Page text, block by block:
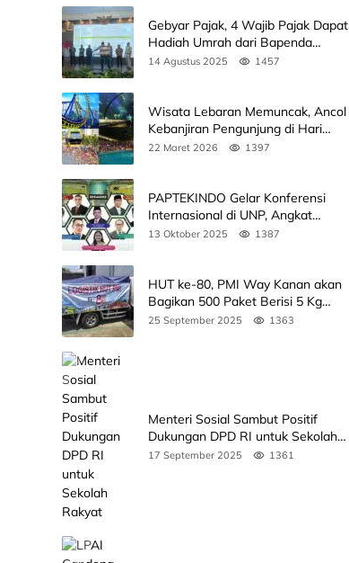
Gebyar Pajak, 4 Wajib Pajak Dapat
Hadiah Umrah dari Bapenda
Sumbar
14 Agustus 2025 1457
Wisata Lebaran Memuncak, Ancol
Kebanjiran Pengunjung di Hari
Kedua
22 Maret 2026 1397
PAPTEKINDO Gelar Konferensi
Internasional di UNP, Angkat
Kolaborasi Pendidikan Vokasi,
13 Oktober 2025 1387
HUT ke-80, PMI Way Kanan akan
Bagikan 500 Paket Berisi 5 Kg
Beras
25 September 2025 1363
Menteri Sosial Sambut Positif
Dukungan DPD RI untuk Sekolah
Rakyat
17 September 2025 1361